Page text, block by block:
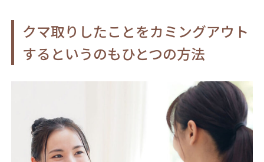
クマ取りしたことをカミングアウト
するというのもひとつの方法